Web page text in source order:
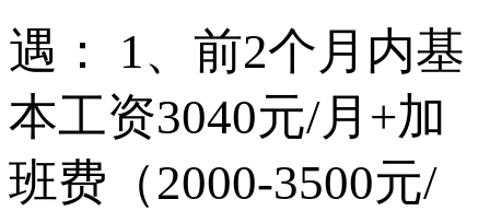
遇： 1、前2个月内基
本工资3040元/月+加
班费（2000-3500元/